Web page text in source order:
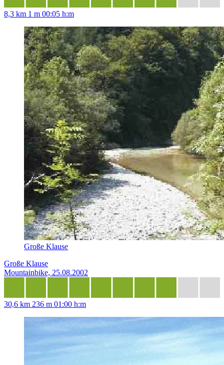
8,3 km 1 m 00:05 h:m
Große Klause
Große Klause
Mountainbike, 25.08.2002
30,6 km 236 m 01:00 h:m